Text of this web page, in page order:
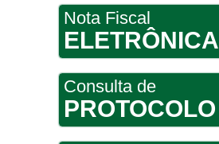
Nota Fiscal
ELETRÔNICA
Consulta de
PROTOCOLO